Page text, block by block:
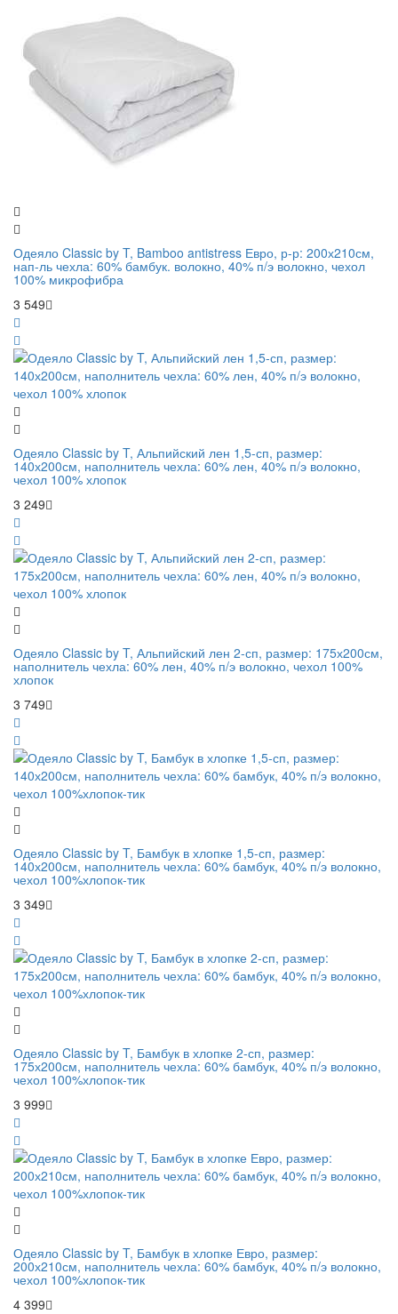
Одеяло Classic by T, Bamboo antistress Евро, р-р: 200х210см,
нап-ль чехла: 60% бамбук. волокно, 40% п/э волокно, чехол
100% микрофибра
3 549
Одеяло Classic by T, Альпийский лен 1,5-сп, размер:
140х200см, наполнитель чехла: 60% лен, 40% п/э волокно,
чехол 100% хлопок
3 249
Одеяло Classic by T, Альпийский лен 2-сп, размер: 175х200см,
наполнитель чехла: 60% лен, 40% п/э волокно, чехол 100%
хлопок
3 749
Одеяло Classic by T, Бамбук в хлопке 1,5-сп, размер:
140х200см, наполнитель чехла: 60% бамбук, 40% п/э волокно,
чехол 100%хлопок-тик
3 349
Одеяло Classic by T, Бамбук в хлопке 2-сп, размер:
175х200см, наполнитель чехла: 60% бамбук, 40% п/э волокно,
чехол 100%хлопок-тик
3 999
Одеяло Classic by T, Бамбук в хлопке Евро, размер:
200х210см, наполнитель чехла: 60% бамбук, 40% п/э волокно,
чехол 100%хлопок-тик
4 399